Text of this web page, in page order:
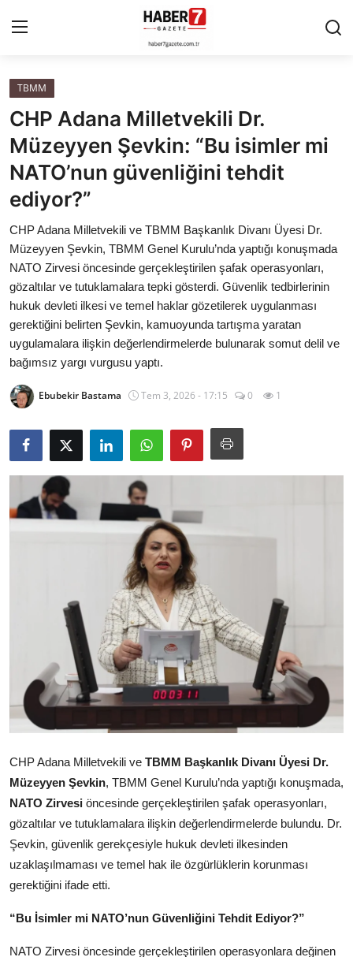
Anasayfa
Cumhurbaşkanlığı
Genel Merkez
Valilikler
Gallery
Bakanlıklar
İl / İlçe Başkanlıkları
İlçeler
Kaymakamlıklar
TBMM
Mülki İdare
Toplum ve Yaşam
Sivil Toplum Kuruluşları
Kamu Kurumları ve Üst Kurullar
TBMM
CHP Adana Milletvekili Dr.
Müzeyyen Şevkin: “Bu isimler mi
NATO’nun güvenliğini tehdit
ediyor?”
CHP Adana Milletvekili ve TBMM Başkanlık Divanı Üyesi Dr.
Müzeyyen Şevkin, TBMM Genel Kurulu’nda yaptığı konuşmada
NATO Zirvesi öncesinde gerçekleştirilen şafak operasyonları,
gözaltılar ve tutuklamalara tepki gösterdi. Güvenlik tedbirlerinin
hukuk devleti ilkesi ve temel haklar gözetilerek uygulanması
gerektiğini belirten Şevkin, kamuoyunda tartışma yaratan
uygulamalara ilişkin değerlendirmelerde bulunarak somut delil ve
bağımsız yargı vurgusu yaptı.
Ebubekir Bastama Tem 3, 2026 - 17:15 0 1
CHP Adana Milletvekili ve TBMM Başkanlık Divanı Üyesi Dr.
Müzeyyen Şevkin, TBMM Genel Kurulu’nda yaptığı konuşmada,
NATO Zirvesi öncesinde gerçekleştirilen şafak operasyonları,
gözaltılar ve tutuklamalara ilişkin değerlendirmelerde bulundu. Dr.
Şevkin, güvenlik gerekçesiyle hukuk devleti ilkesinden
uzaklaşılmaması ve temel hak ile özgürlüklerin korunması
gerektiğini ifade etti.
“Bu İsimler mi NATO’nun Güvenliğini Tehdit Ediyor?”
NATO Zirvesi öncesinde gerçekleştirilen operasyonlara değinen